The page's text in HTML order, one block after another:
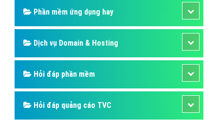
Phần mềm ứng dụng hay
Dịch vụ Domain & Hosting
Hỏi đáp phần mềm
Hỏi đáp quảng cáo TVC